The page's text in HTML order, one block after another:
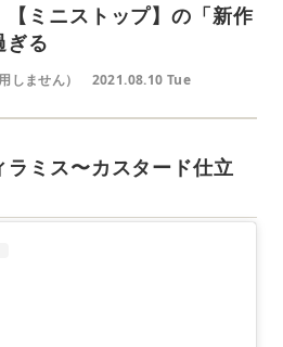
ミニストップ】の「新作
ぎる
しません） 2021.08.10 Tue
ラミス〜カスタード仕立